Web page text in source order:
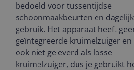
bedoeld voor tussentijdse
schoonmaakbeurten en
gebruik. Het apparaat heeft
geïntegreerde kruimelzuiger
ook niet geleverd als losse
kruimelzuiger, dus je gebruikt